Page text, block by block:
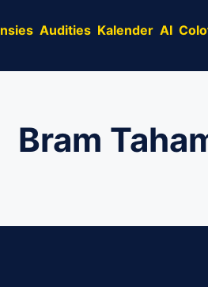
Audities Kalender AI
Bram